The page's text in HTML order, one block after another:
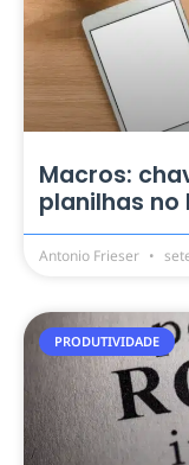
Macros:
planilhas no
Antonio Frieser
PRODUTIVIDADE